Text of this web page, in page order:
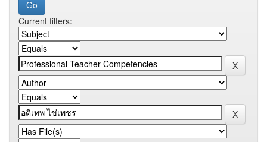
Current filters: